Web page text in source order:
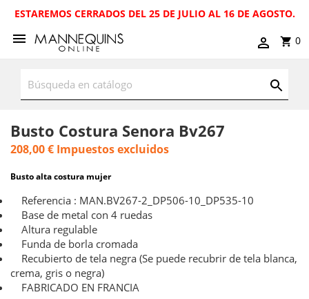
ESTAREMOS CERRADOS DEL 25 DE JULIO AL 16 DE AGOSTO.
0
Busto Costura Senora Bv267
208,00 € Impuestos excluidos
Busto alta costura mujer
Referencia : MAN.BV267-2_DP506-10_DP535-10
Base de metal con 4 ruedas
Altura regulable
Funda de borla cromada
Recubierto de tela negra (Se puede recubrir de tela blanca,
crema, gris o negra)
FABRICADO EN FRANCIA